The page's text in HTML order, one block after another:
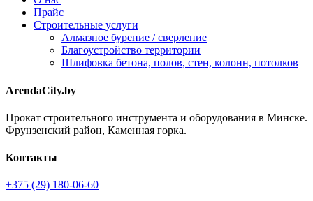
Прайс
Строительные услуги
Алмазное бурение / сверление
Благоустройство территории
Шлифовка бетона, полов, стен, колонн, потолков
ArendaCity.by
Прокат строительного инструмента и оборудования в Минске.
Фрунзенский район, Каменная горка.
Контакты
+375 (29) 180-06-60